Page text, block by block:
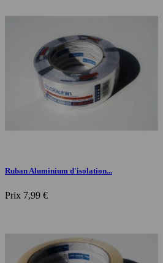
Ruban Aluminium d'isolation...
Prix 7,99 €